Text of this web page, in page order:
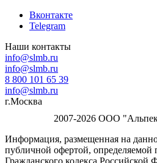
Вконтакте
Telegram
Наши контакты
info@slmb.ru
info@slmb.ru
8 800 101 65 39
info@slmb.ru
г.Москва
2007-2026 ООО
Информация, размещенная на
публичной офертой, определяемой
Гражданского кодекса Российской